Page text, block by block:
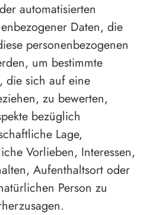
automatisierten
Daten, die
personenbezogenen
um bestimmte
die sich auf eine
zu bewerten,
bezüglich
Lage,
Vorlieben, Interessen,
Aufenthaltsort oder
Person zu